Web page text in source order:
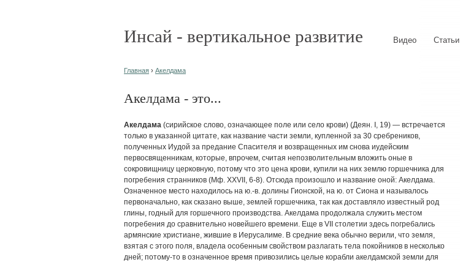
Инсай - вертикальное развитие Видео Статьи
Главная › Акелдама
Акелдама - это...
Акелдама (сирийское слово, означающее поле или село крови) (Деян. I, 19) — встречается
только в указанной цитате, как название части земли, купленной за 30 сребреников,
полученных Иудой за предание Спасителя и возвращенных им снова иудейским
первосвященникам, которые, впрочем, считая непозволительным вложить оные в
сокровищницу церковную, потому что это цена крови, купили на них землю горшечника для
погребения странников (Мф. XXVII, 6-8). Отсюда произошло и название оной: Акелдама.
Означенное место находилось на ю.-в. долины Гионской, на ю. от Сиона и называлось
первоначально, как сказано выше, землей горшечника, так как доставляло известный род
глины, годный для горшечного производства. Акелдама продолжала служить местом
погребения до сравнительно новейшего времени. Еще в VII столетии здесь погребались
армянские христиане, жившие в Иерусалиме. В средние века обычно верили, что земля,
взятая с этого поля, владела особенным свойством разлагать тела покойников в несколько
дней; потому-то в означенное время привозились целые корабли акелдамской земли для